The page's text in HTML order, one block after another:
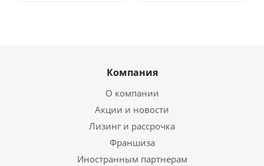
Компания
О компании
Акции и новости
Лизинг и рассрочка
Франшиза
Иностранным партнерам